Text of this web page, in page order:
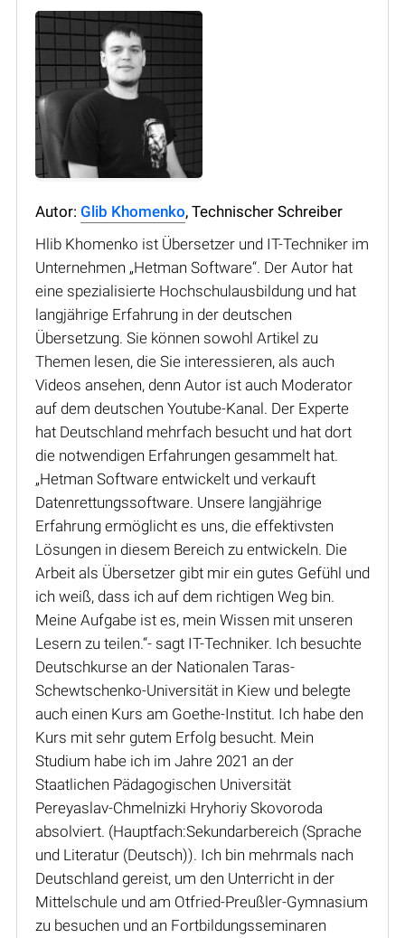
Autor: Glib Khomenko, Technischer Schreiber
Hlib Khomenko ist Übersetzer und IT-Techniker im
Unternehmen „Hetman Software“. Der Autor hat
eine spezialisierte Hochschulausbildung und hat
langjährige Erfahrung in der deutschen
Übersetzung. Sie können sowohl Artikel zu
Themen lesen, die Sie interessieren, als auch
Videos ansehen, denn Autor ist auch Moderator
auf dem deutschen Youtube-Kanal. Der Experte
hat Deutschland mehrfach besucht und hat dort
die notwendigen Erfahrungen gesammelt hat.
„Hetman Software entwickelt und verkauft
Datenrettungssoftware. Unsere langjährige
Erfahrung ermöglicht es uns, die effektivsten
Lösungen in diesem Bereich zu entwickeln. Die
Arbeit als Übersetzer gibt mir ein gutes Gefühl und
ich weiß, dass ich auf dem richtigen Weg bin.
Meine Aufgabe ist es, mein Wissen mit unseren
Lesern zu teilen.“- sagt IT-Techniker. Ich besuchte
Deutschkurse an der Nationalen Taras-
Schewtschenko-Universität in Kiew und belegte
auch einen Kurs am Goethe-Institut. Ich habe den
Kurs mit sehr gutem Erfolg besucht. Mein
Studium habe ich im Jahre 2021 an der
Staatlichen Pädagogischen Universität
Pereyaslav-Chmelnizki Hryhoriy Skovoroda
absolviert. (Hauptfach:Sekundarbereich (Sprache
und Literatur (Deutsch)). Ich bin mehrmals nach
Deutschland gereist, um den Unterricht in der
Mittelschule und am Otfried-Preußler-Gymnasium
zu besuchen und an Fortbildungsseminaren